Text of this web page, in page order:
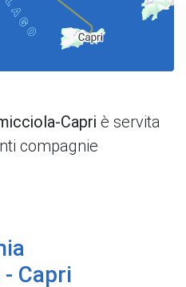
Capri è servita
compagnie
Capri